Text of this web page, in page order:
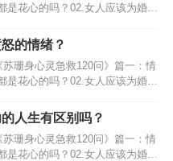
是花心的吗？02.女人应该为婚姻
的情绪？
珊身心灵急救120问》篇一：情
是花心的吗？02.女人应该为婚姻
人生有区别吗？
珊身心灵急救120问》篇一：情
是花心的吗？02.女人应该为婚姻